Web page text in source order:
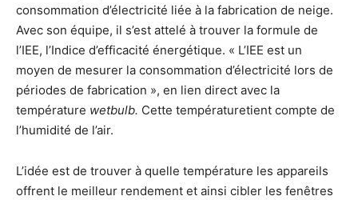
consommation d’électricité liée à la fabrication de neige.
Avec son équipe, il s’est attelé à trouver la formule de
l’IEE, l’Indice d’efficacité énergétique. « L’IEE est un
moyen de mesurer la consommation d’électricité lors de
périodes de fabrication », en lien direct avec la
température wetbulb. Cette températuretient compte de
l’humidité de l’air.
L’idée est de trouver à quelle température les appareils
offrent le meilleur rendement et ainsi cibler les fenêtres